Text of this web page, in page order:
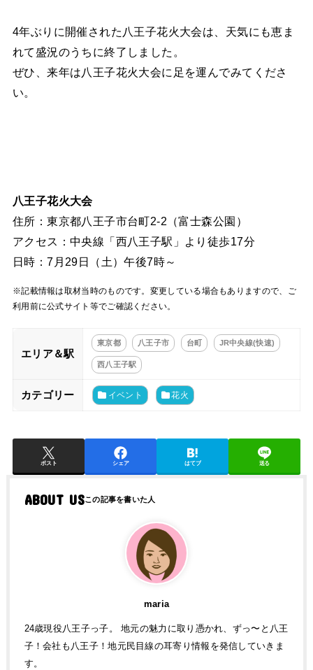
4年ぶりに開催された八王子花火大会は、天気にも恵ま
れて盛況のうちに終了しました。
ぜひ、来年は八王子花火大会に足を運んでみてくださ
い。
八王子花火大会
住所：東京都八王子市台町2-2（富士森公園）
アクセス：中央線「西八王子駅」より徒歩17分
日時：7月29日（土）午後7時～
※記載情報は取材当時のものです。変更している場合もありますので、ご
利用前に公式サイト等でご確認ください。
エリア＆駅
東京都 八王子市 台町 JR中央線(快速)
西八王子駅
カテゴリー イベント 花火
ポスト シェア はてブ 送る
ABOUT US
maria
24歳現役八王子っ子。 地元の魅力に取り憑かれ、ずっ〜と八王
子！会社も八王子！地元民目線の耳寄り情報を発信していきま
す。